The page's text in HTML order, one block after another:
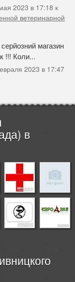
2023 в 17:18 к
ветеринарной
магазин
!!! Коли...
2023 в 17:47
в